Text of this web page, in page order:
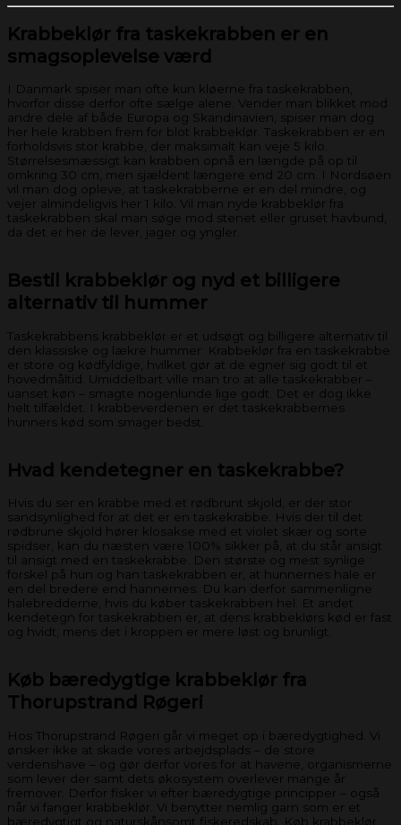
Krabbeklør fra taskekrabben er en
smagsoplevelse værd
I Danmark spiser man ofte kun kløerne fra taskekrabben,
hvorfor disse derfor ofte sælge alene. Vender man blikket mod
andre dele af både Europa og Skandinavien, spiser man dog
her hele krabben frem for blot krabbeklør. Taskekrabben er en
forholdsvis stor krabbe, der maksimalt kan veje 5 kilo.
Størrelsesmæssigt kan krabben opnå en længde på op til
omkring 30 cm, men sjældent længere end 20 cm. I Nordsøen
vil man dog opleve, at taskekrabberne er en del mindre, og
vejer almindeligvis her 1 kilo. Vil man nyde krabbeklør fra
taskekrabben skal man søge mod stenet eller gruset havbund,
da det er her de lever, jager og yngler.
Bestil krabbeklør og nyd et billigere
alternativ til hummer
Taskekrabbens krabbeklør er et udsøgt og billigere alternativ til
den klassiske og lækre hummer. Krabbeklør fra en taskekrabbe
er store og kødfyldige, hvilket gør at de egner sig godt til et
hovedmåltid. Umiddelbart ville man tro at alle taskekrabber –
uanset køn – smagte nogenlunde lige godt. Det er dog ikke
helt tilfældet. I krabbeverdenen er det taskekrabbernes
hunners kød som smager bedst.
Hvad kendetegner en taskekrabbe?
Hvis du ser en krabbe med et rødbrunt skjold, er der stor
sandsynlighed for at det er en taskekrabbe. Hvis der til det
rødbrune skjold hører klosakse med et violet skær og sorte
spidser, kan du næsten være 100% sikker på, at du står ansigt
til ansigt med en taskekrabbe. Den største og mest synlige
forskel på hun og han taskekrabben er, at hunnernes hale er
en del bredere end hannernes. Du kan derfor sammenligne
halebredderne, hvis du køber taskekrabben hel. Et andet
kendetegn for taskekrabben er, at dens krabbeklørs kød er fast
og hvidt, mens det i kroppen er mere løst og brunligt.
Køb bæredygtige krabbeklør fra
Thorupstrand Røgeri
Hos Thorupstrand Røgeri går vi meget op i bæredygtighed. Vi
ønsker ikke at skade vores arbejdsplads – de store
verdenshave – og gør derfor vores for at havene, organismerne
som lever der samt dets økosystem overlever mange år
fremover. Derfor fisker vi efter bæredygtige principper – også
når vi fanger krabbeklør. Vi benytter nemlig garn som er et
bæredygtigt og naturskånsomt fiskeredskab. Køb krabbeklør